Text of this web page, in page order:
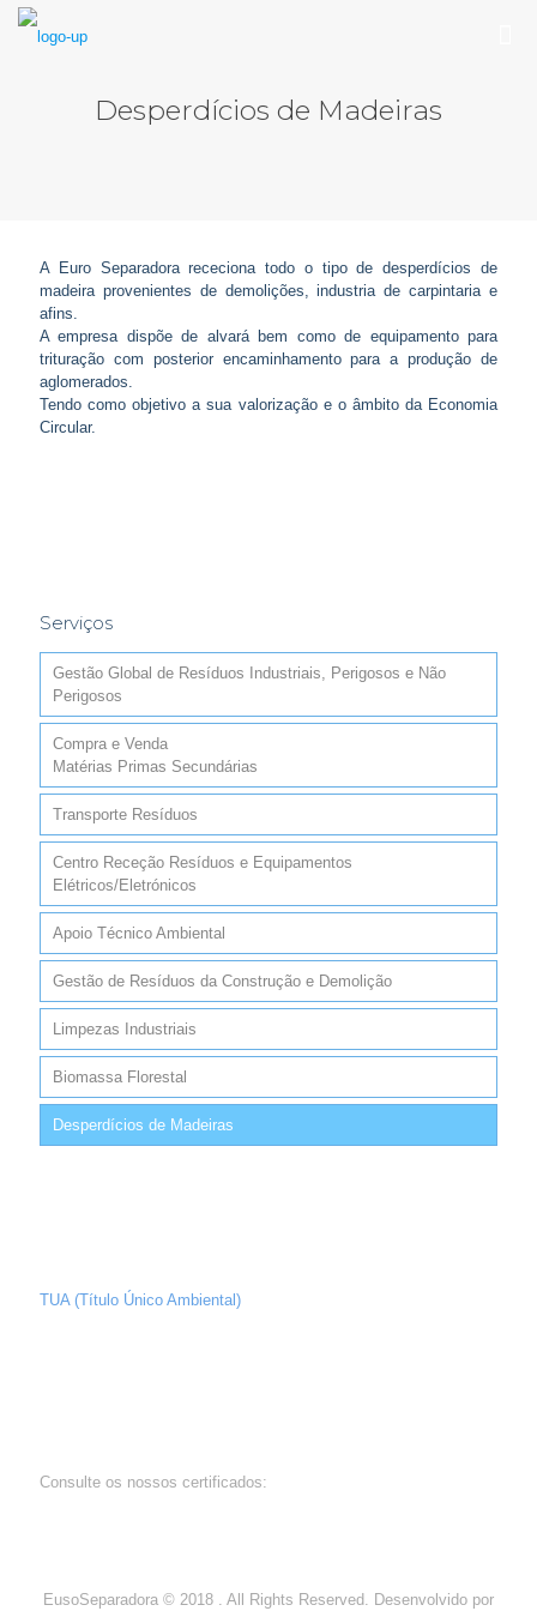
Desperdícios de Madeiras
A Euro Separadora receciona todo o tipo de desperdícios de
madeira provenientes de demolições, industria de carpintaria e
afins.
A empresa dispõe de alvará bem como de equipamento para
trituração com posterior encaminhamento para a produção de
aglomerados.
Tendo como objetivo a sua valorização e o âmbito da Economia
Circular.
Serviços
Gestão Global de Resíduos Industriais, Perigosos e Não
Perigosos
Compra e Venda
Matérias Primas Secundárias
Transporte Resíduos
Centro Receção Resíduos e Equipamentos
Elétricos/Eletrónicos
Apoio Técnico Ambiental
Gestão de Resíduos da Construção e Demolição
Limpezas Industriais
Biomassa Florestal
Desperdícios de Madeiras
TUA (Título Único Ambiental)
Consulte os nossos certificados:
EusoSeparadora © 2018 . All Rights Reserved. Desenvolvido por